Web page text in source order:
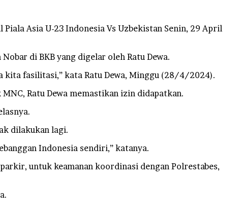
Asia U-23 Indonesia Vs Uzbekistan Senin, 29 April
di BKB yang digelar oleh Ratu Dewa.
kita fasilitasi,” kata Ratu Dewa, Minggu (28/4/2024).
Ratu Dewa memastikan izin didapatkan.
dilakukan lagi.
Indonesia sendiri,” katanya.
untuk keamanan koordinasi dengan Polrestabes,